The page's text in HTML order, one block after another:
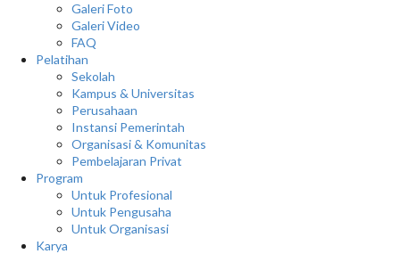
Galeri Foto
Galeri Video
FAQ
Pelatihan
Sekolah
Kampus & Universitas
Perusahaan
Instansi Pemerintah
Organisasi & Komunitas
Pembelajaran Privat
Program
Untuk Profesional
Untuk Pengusaha
Untuk Organisasi
Karya